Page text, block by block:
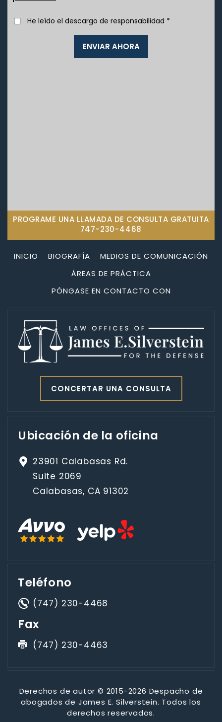
He leído el descargo de responsabilidad *
PROGRAME UNA LLAMADA DE CONSULTA GRATUITA
747-230-4468
INICIO BIOGRAFÍA
MEDIOS DE COMUNICACIÓN
ÁREAS DE PRÁCTICA
PÓNGASE EN CONTACTO CON
CONCERTAR UNA CONSULTA
Ubicación de la oficina
23901 Calabasas Rd.
Suite 2069
Calabasas, CA 91302
Teléfono
(747) 230-4468
Fax
(747) 230-4463
Derechos de autor © 2015-2026 Despacho de
abogados de James E. Silverstein. Todos los
derechos reservados.